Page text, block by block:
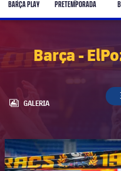
BARÇA PLAY PRETEMPORADA
Barça -
LABEL.ARIA.GALLERY
GALERIA
FC Barcelona club badge